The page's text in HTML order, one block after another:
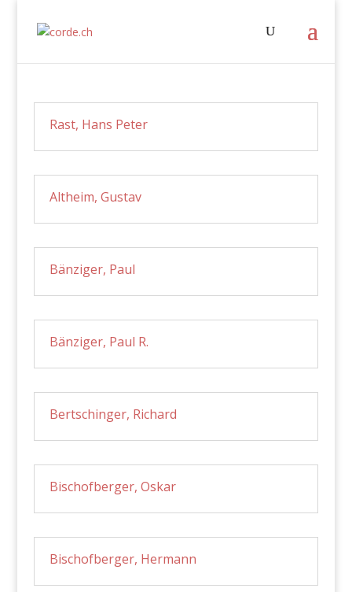
Rast, Hans Peter
Altheim, Gustav
Bänziger, Paul
Bänziger, Paul R.
Bertschinger, Richard
Bischofberger, Oskar
Bischofberger, Hermann